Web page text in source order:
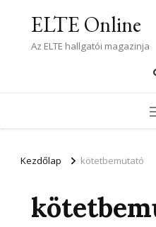
ELTE Online
Az ELTE hallgatói magazinja
Kezdőlap kötetbemutató